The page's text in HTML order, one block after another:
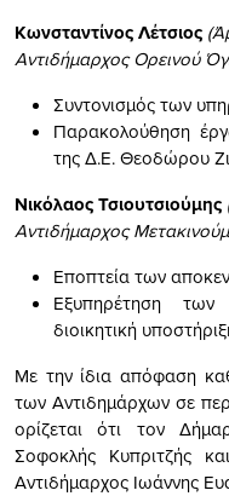
Κωνσταντίνος Λέτσιος
Αντιδήμαρχος Ορεινού
Συντονισμός των
Παρακολούθηση
της Δ.Ε. Θεοδώρου
Νικόλαος Τσιουτσιούμης
Αντιδήμαρχος
Εποπτεία των
Εξυπηρέτηση των
διοικητική
Με την ίδια απόφαση
των Αντιδημάρχων σε
ορίζεται ότι τον
Σοφοκλής Κυπριτζής
Αντιδήμαρχος Ιωάννης